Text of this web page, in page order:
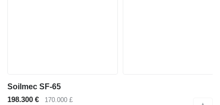
Soilmec SF-65
198.300 €
170.000 £